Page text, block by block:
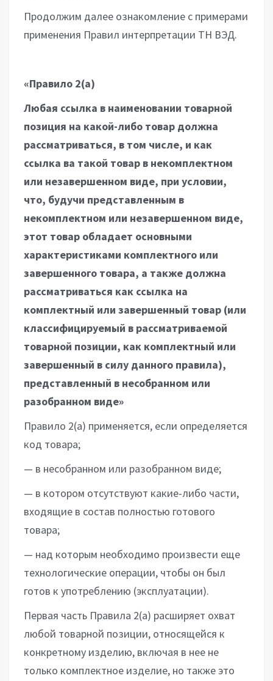
Продолжим далее ознакомление с примерами
применения Правил интерпретации ТН ВЭД.
«Правило 2(а)
Любая ссылка в наименовании товарной
позиция на какой-либо товар должна
рассматриваться, в том числе, и как
ссылка ва такой товар в некомплектном
или незавершенном виде, при условии,
что, будучи представленным в
некомплектном или незавершенном виде,
этот товар обладает основными
характеристиками комплектного или
завершенного товара, а также должна
рассматриваться как ссылка на
комплектный или завершенный товар (или
классифицируемый в рассматриваемой
товарной позиции, как комплектный или
завершенный в силу данного правила),
представленный в несобранном или
разобранном виде»
Правило 2(а) применяется, если определяется
код товара;
— в несобранном или разобранном виде;
— в котором отсутствуют какие-либо части,
входящие в состав полностью готового
товара;
— над которым необходимо произвести еще
технологические операции, чтобы он был
готов к употреблению (эксплуатации).
Первая часть Правила 2(а) расширяет охват
любой товарной позиции, относящейся к
конкретному изделию, включая в нее не
только комплектное изделие, но также это